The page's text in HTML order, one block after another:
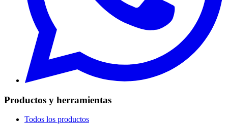
Productos y herramientas
Todos los productos